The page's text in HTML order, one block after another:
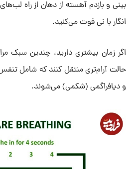
بینی و بازدم آهسته از دهان از راه
انگار با نی فوت می‌کنید.
اگر زمان بیشتری دارید، چندین سبک
حالت آرام‌تری منتقل کنند که شامل
و دیافراگمی (شکمی) می‌شوند.